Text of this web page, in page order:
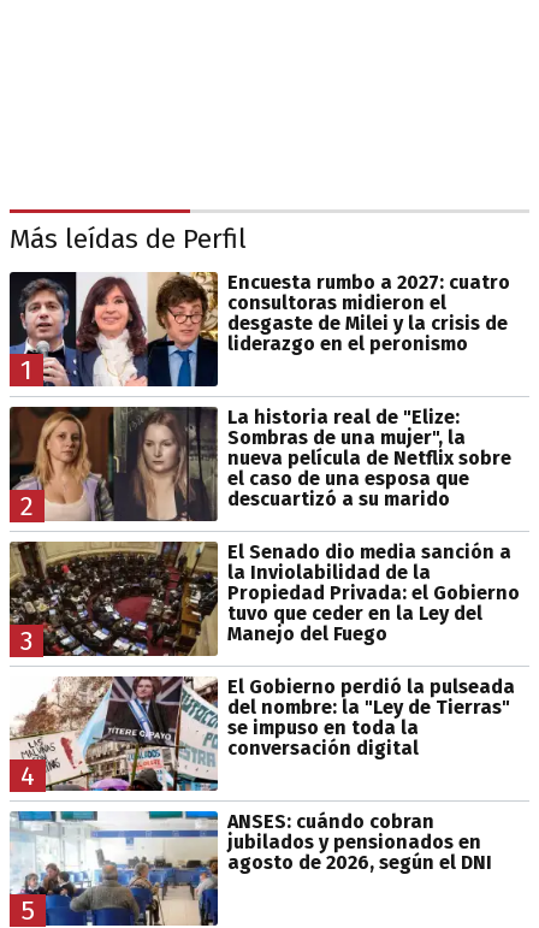
Más leídas de Perfil
1
Encuesta rumbo a 2027: cuatro
consultoras midieron el
desgaste de Milei y la crisis de
liderazgo en el peronismo
2
La historia real de "Elize:
Sombras de una mujer", la
nueva película de Netflix sobre
el caso de una esposa que
descuartizó a su marido
3
El Senado dio media sanción a
la Inviolabilidad de la
Propiedad Privada: el Gobierno
tuvo que ceder en la Ley del
Manejo del Fuego
4
El Gobierno perdió la pulseada
del nombre: la "Ley de Tierras"
se impuso en toda la
conversación digital
5
ANSES: cuándo cobran
jubilados y pensionados en
agosto de 2026, según el DNI